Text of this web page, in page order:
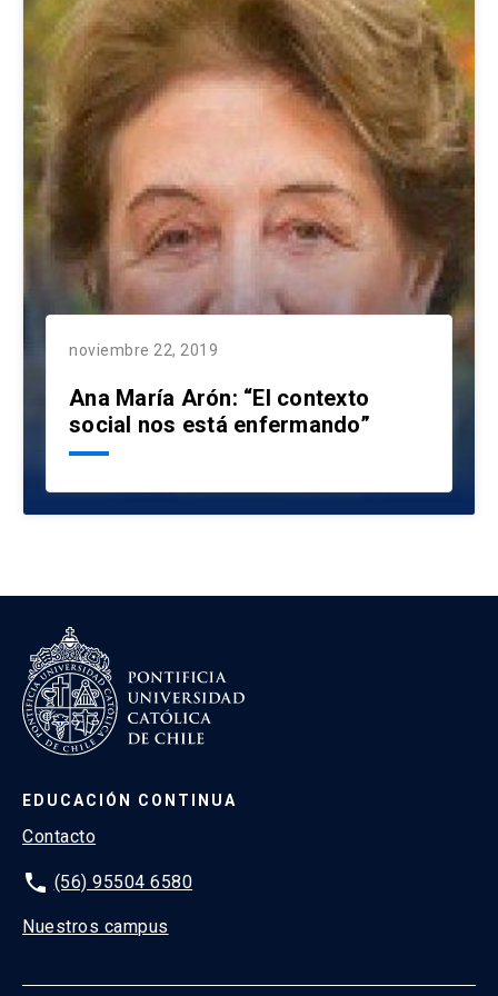
noviembre 22, 2019
Ana María Arón: “El contexto
social nos está enfermando”
EDUCACIÓN CONTINUA
Contacto
phone (56) 95504 6580
Nuestros campus